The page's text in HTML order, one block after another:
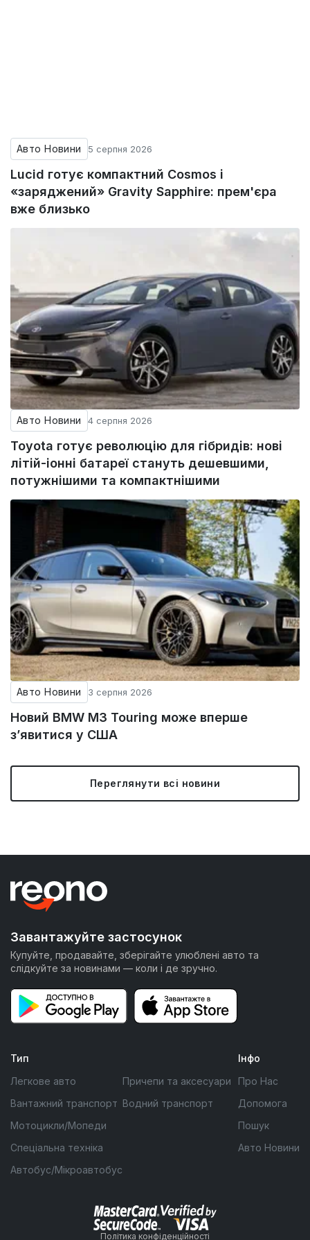
Авто Новини 5 серпня 2026
Lucid готує компактний Cosmos і
«заряджений» Gravity Sapphire: прем'єра
вже близько
Авто Новини 4 серпня 2026
Toyota готує революцію для гібридів: нові
літій-іонні батареї стануть дешевшими,
потужнішими та компактнішими
Авто Новини 3 серпня 2026
Новий BMW M3 Touring може вперше
з’явитися у США
Переглянути всі новини
Завантажуйте застосунок
Купуйте, продавайте, зберігайте улюблені авто та
слідкуйте за новинами — коли і де зручно.
Тип
Легкове авто
Вантажний транспорт
Мотоцикли/Мопеди
Спеціальна техніка
Автобус/Мікроавтобус
Причепи та аксесуари
Водний транспорт
Інфо
Про Нас
Допомога
Пошук
Авто Новини
Політика конфіденційності